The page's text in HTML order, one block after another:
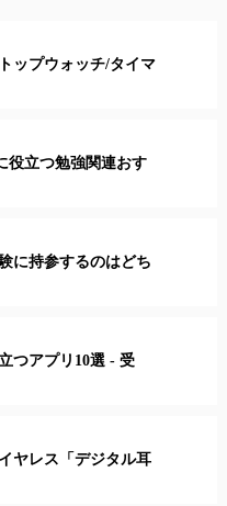
ップウォッチ/タイマ
役立つ勉強関連おす
に持参するのはどち
つアプリ10選 - 受
ヤレス「デジタル耳